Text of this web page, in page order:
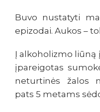
Buvo nustatyti
epizodai. Aukos –
Į alkoholizmo liūną
įpareigotas
neturtinės žalos
pats 5 metams